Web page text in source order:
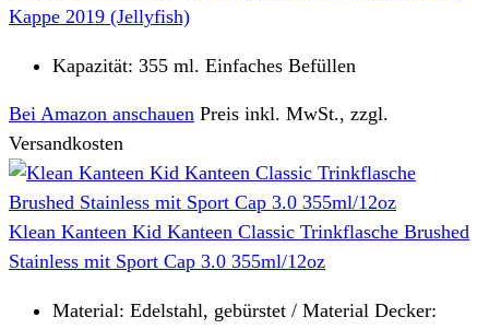
Kappe 2019 (Jellyfish)
Kapazität: 355 ml. Einfaches Befüllen
Bei Amazon anschauen Preis inkl. MwSt., zzgl.
Versandkosten
Klean Kanteen Kid Kanteen Classic Trinkflasche Brushed
Stainless mit Sport Cap 3.0 355ml/12oz
Material: Edelstahl, gebürstet / Material Decker: